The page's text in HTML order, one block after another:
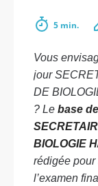
5 min.
Vous
jour
DE
? Le base
BIOLOGIE
rédigée
l’examen